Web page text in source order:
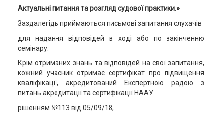
Актуальні питання та розгляд судової практики.»
Заздалегідь приймаються письмові запитання слухачів
для надання відповідей в ході або по закінченню
семінару.
Крім отриманих знань та відповідей на свої запитання,
кожний учасник отримає сертифікат про підвищення
кваліфікації, акредитований Експертною радою з
питань акредитації та сертифікації НААУ
рішенням №113 від 05/09/18,